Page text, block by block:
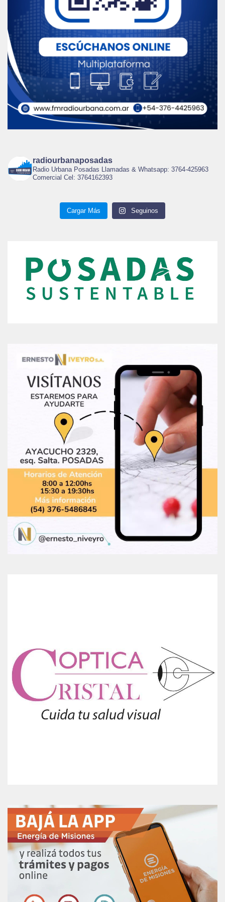
radiourbanaposadas
Radio Urbana Posadas Llamadas & Whatsapp: 3764-425963
Comercial Cel: 3764162393
Cargar Más Seguinos